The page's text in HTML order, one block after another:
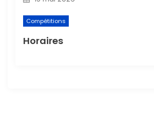
Compétitions
Horaires